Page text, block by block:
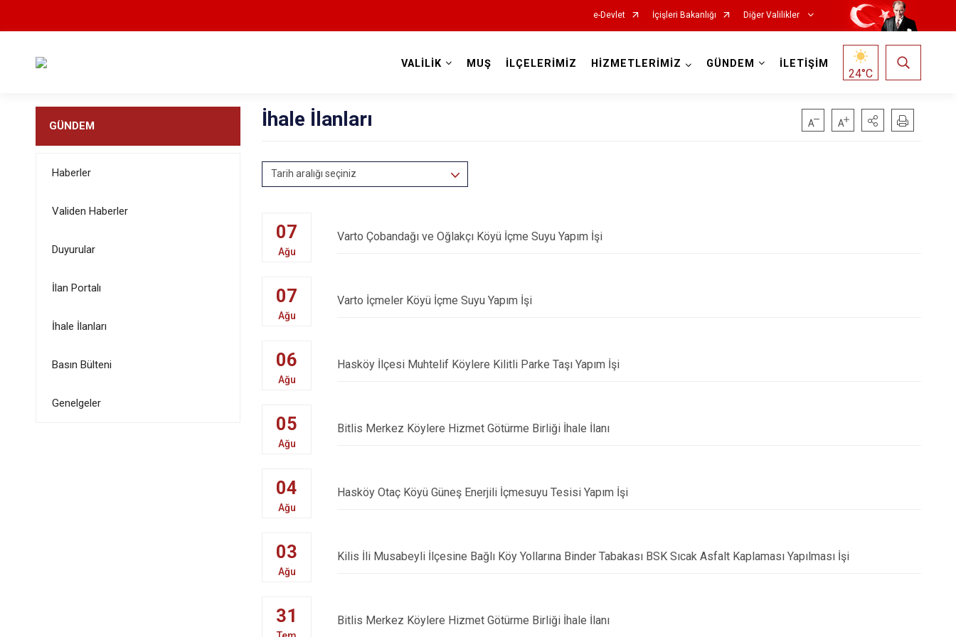
e-Devlet İçişleri Bakanlığı Diğer Valilikler
VALİLİK MUŞ İLÇELERİMİZ HİZMETLERİMİZ GÜNDEM İLETİŞİM
24°C
GÜNDEM
Haberler
Validen Haberler
Duyurular
İlan Portalı
İhale İlanları
Basın Bülteni
Genelgeler
İhale İlanları
Tarih aralığı seçiniz
07
Ağu
Varto Çobandağı ve Oğlakçı Köyü İçme Suyu Yapım İşi
07
Ağu
Varto İçmeler Köyü İçme Suyu Yapım İşi
06
Ağu
Hasköy İlçesi Muhtelif Köylere Kilitli Parke Taşı Yapım İşi
05
Ağu
Bitlis Merkez Köylere Hizmet Götürme Birliği İhale İlanı
04
Ağu
Hasköy Otaç Köyü Güneş Enerjili İçmesuyu Tesisi Yapım İşi
03
Ağu
Kilis İli Musabeyli İlçesine Bağlı Köy Yollarına Binder Tabakası BSK Sıcak Asfalt Kaplaması Yapılması İşi
31 Bitlis Merkez Köylere Hizmet Götürme Birliği İhale İlanı